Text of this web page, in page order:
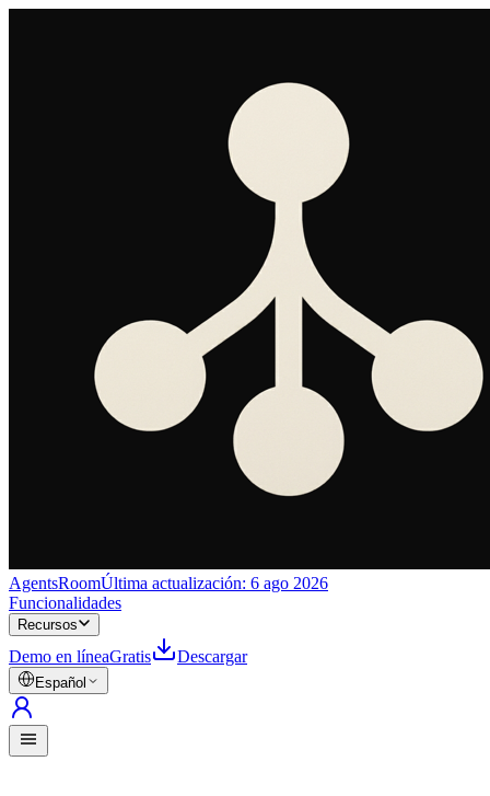
AgentsRoomÚltima actualización: 6 ago 2026
Funcionalidades
Recursos
Demo en líneaGratis Descargar
Español